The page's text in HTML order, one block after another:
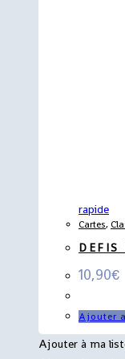
rapide
Cartes,
DEFIS
10,90€
Ajouter
Ajouter à ma